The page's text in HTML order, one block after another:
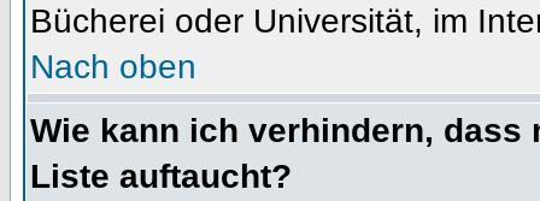
Bücherei oder Universität, im
Nach oben
Wie kann ich verhindern, dass
Liste auftaucht?